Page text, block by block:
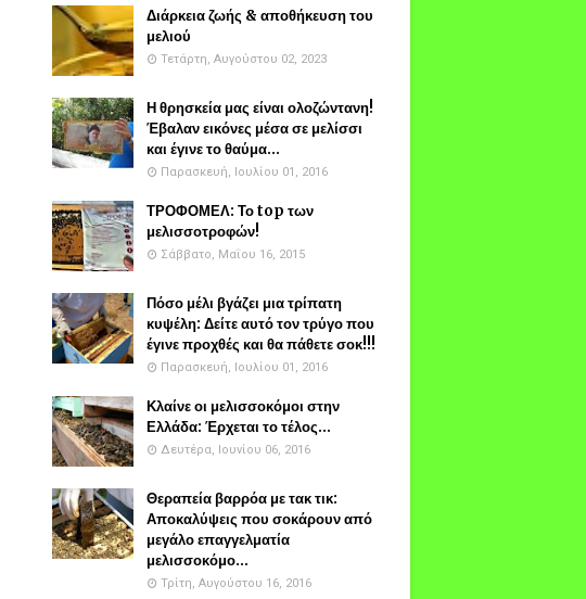
Διάρκεια ζωής & αποθήκευση του
μελιού
Τετάρτη, Αυγούστου 02, 2023
Η θρησκεία μας είναι ολοζώντανη!
Έβαλαν εικόνες μέσα σε μελίσσι
και έγινε το θαύμα...
Παρασκευή, Ιουλίου 01, 2016
ΤΡΟΦΟΜΕΛ: Το top των
μελισσοτροφών!
Σάββατο, Μαΐου 16, 2015
Πόσο μέλι βγάζει μια τρίπατη
κυψέλη: Δείτε αυτό τον τρύγο που
έγινε προχθές και θα πάθετε σοκ!!!
Παρασκευή, Ιουλίου 01, 2016
Κλαίνε οι μελισσοκόμοι στην
Ελλάδα: Έρχεται το τέλος...
Δευτέρα, Ιουνίου 06, 2016
Θεραπεία βαρρόα με τακ τικ:
Αποκαλύψεις που σοκάρουν από
μεγάλο επαγγελματία
μελισσοκόμο...
Τρίτη, Αυγούστου 16, 2016